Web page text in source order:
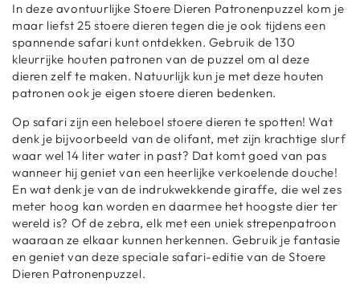
In deze avontuurlijke Stoere Dieren Patronenpuzzel kom je
maar liefst 25 stoere dieren tegen die je ook tijdens een
spannende safari kunt ontdekken. Gebruik de 130
kleurrijke houten patronen van de puzzel om al deze
dieren zelf te maken. Natuurlijk kun je met deze houten
patronen ook je eigen stoere dieren bedenken.
Op safari zijn een heleboel stoere dieren te spotten! Wat
denk je bijvoorbeeld van de olifant, met zijn krachtige slurf
waar wel 14 liter water in past? Dat komt goed van pas
wanneer hij geniet van een heerlijke verkoelende douche!
En wat denk je van de indrukwekkende giraffe, die wel zes
meter hoog kan worden en daarmee het hoogste dier ter
wereld is? Of de zebra, elk met een uniek strepenpatroon
waaraan ze elkaar kunnen herkennen. Gebruik je fantasie
en geniet van deze speciale safari-editie van de Stoere
Dieren Patronenpuzzel.